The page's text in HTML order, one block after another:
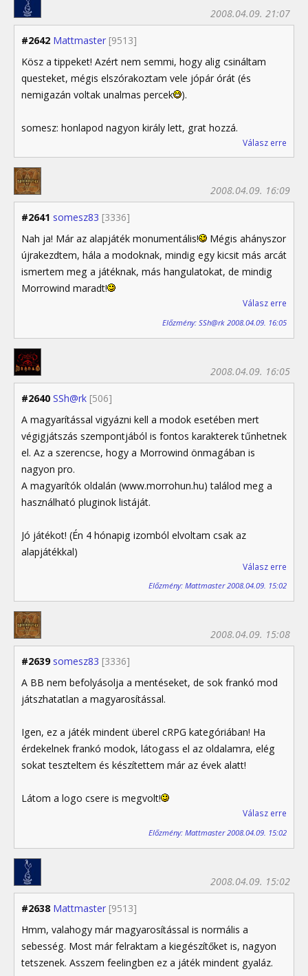
#2642 Mattmaster [9513]
2008.04.09. 21:07
Kösz a tippeket! Azért nem semmi, hogy alig csináltam
questeket, mégis elszórakoztam vele jópár órát (és
nemigazán voltak unalmas percek
).
somesz: honlapod nagyon király lett, grat hozzá.
Válasz erre
#2641 somesz83 [3336]
2008.04.09. 16:09
Nah ja! Már az alapjáték monumentális!
Mégis ahányszor
újrakezdtem, hála a modoknak, mindig egy kicsit más arcát
ismertem meg a játéknak, más hangulatokat, de mindig
Morrowind maradt!
Válasz erre
Előzmény: SSh@rk 2008.04.09. 16:05
#2640 SSh@rk [506]
2008.04.09. 16:05
A magyarítással vigyázni kell a modok esetében mert
végigjátszás szempontjából is fontos karakterek tűnhetnek
el. Az a szerencse, hogy a Morrowind önmagában is
nagyon pro.
A magyarítók oldalán (www.morrohun.hu) találod meg a
használható pluginok listáját.
Jó játékot! (Én 4 hónapig izomból elvoltam csak az
alapjátékkal)
Válasz erre
Előzmény: Mattmaster 2008.04.09. 15:02
#2639 somesz83 [3336]
2008.04.09. 15:08
A BB nem befolyásolja a mentéseket, de sok frankó mod
játszhatatlan a magyarosítással.
Igen, ez a játék mindent überel cRPG kategóriában! Ha
érdekelnek frankó modok, látogass el az oldalamra, elég
sokat teszteltem és készítettem már az évek alatt!
Látom a logo csere is megvolt!
Válasz erre
Előzmény: Mattmaster 2008.04.09. 15:02
#2638 Mattmaster [9513]
2008.04.09. 15:02
Hmm, valahogy már magyarosítással is normális a
sebesség. Most már felraktam a kiegészítőket is, nagyon
tetszenek. Asszem feelingben ez a játék mindent gyaláz.